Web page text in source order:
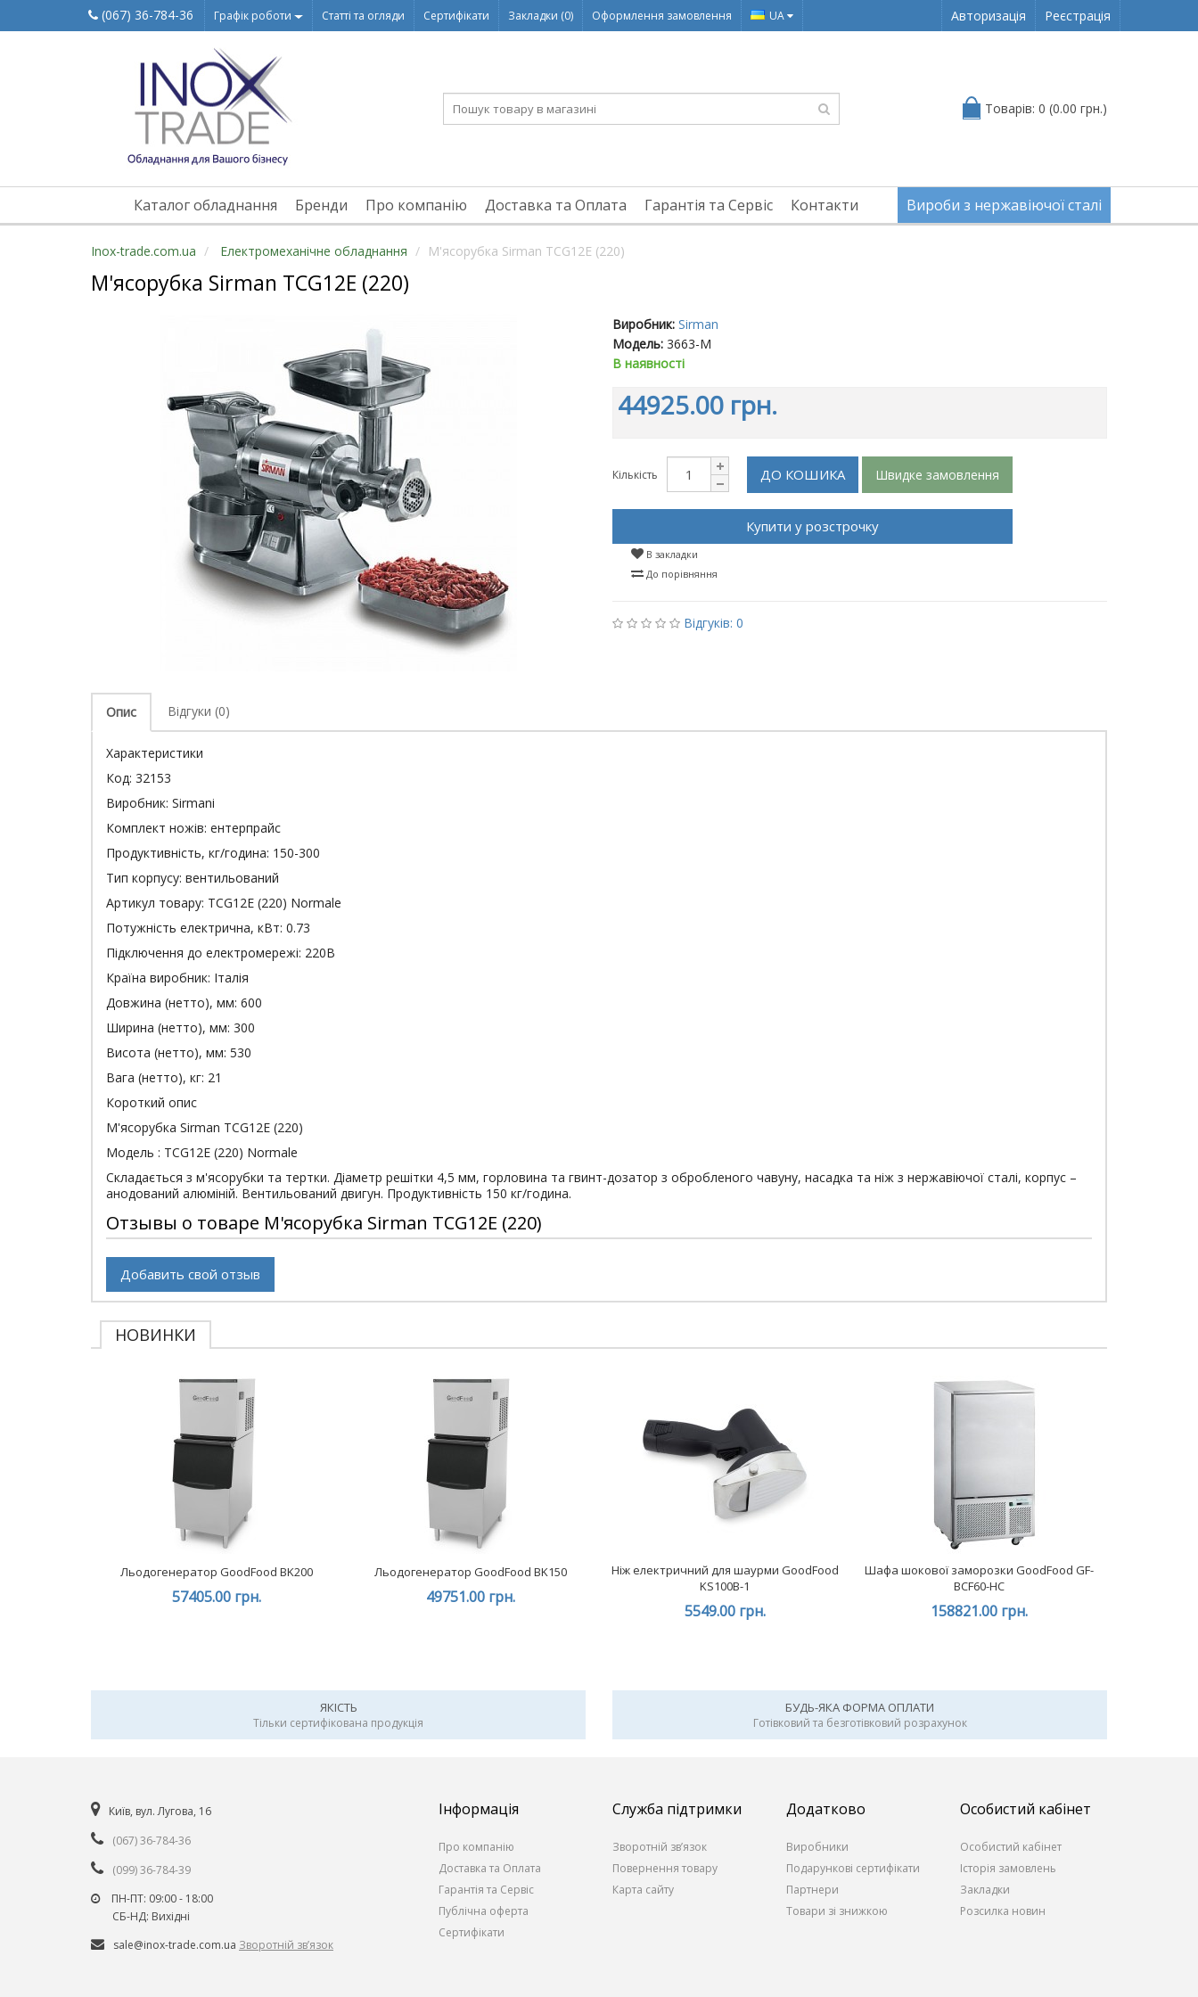
(067) 36-784-36 Графік роботи Статті та огляди Сертифікати Закладки (0) Оформлення замовлення UA Авторизація Реєстрація
Товарів: 0 (0.00 грн.)
Каталог обладнання Бренди Про компанію Доставка та Оплата Гарантія та Сервіс Контакти Вироби з нержавіючої сталі
Inox-trade.com.ua Електромеханічне обладнання М'ясорубка Sirman TCG12E (220)
М'ясорубка Sirman TCG12E (220)
Виробник: Sirman
Модель: 3663-M
В наявності
44925.00 грн.
Кількість ДО КОШИКА Швидке замовлення
Купити у розстрочку
В закладки
До порівняння
Відгуків: 0
Опис Відгуки (0)
Характеристики
Код: 32153
Виробник: Sirmani
Комплект ножів: ентерпрайс
Продуктивність, кг/година: 150-300
Тип корпусу: вентильований
Артикул товару: TCG12E (220) Normale
Потужність електрична, кВт: 0.73
Підключення до електромережі: 220В
Країна виробник: Італія
Довжина (нетто), мм: 600
Ширина (нетто), мм: 300
Висота (нетто), мм: 530
Вага (нетто), кг: 21
Короткий опис
М'ясорубка Sirman TCG12E (220)
Модель : TCG12E (220) Normale
Складається з м'ясорубки та тертки. Діаметр решітки 4,5 мм, горловина та гвинт-дозатор з обробленого чавуну, насадка та ніж з нержавіючої сталі, корпус –
анодований алюміній. Вентильований двигун. Продуктивність 150 кг/година.
Отзывы о товаре М'ясорубка Sirman TCG12E (220)
Добавить свой отзыв
НОВИНКИ
Льодогенератор GoodFood BK200
57405.00 грн.
Льодогенератор GoodFood BK150
49751.00 грн.
Ніж електричний для шаурми GoodFood
KS100B-1
5549.00 грн.
Шафа шокової заморозки GoodFood GF-
BCF60-HC
158821.00 грн.
ЯКІСТЬ
Тільки сертифікована продукція
БУДЬ-ЯКА ФОРМА ОПЛАТИ
Готівковий та безготівковий розрахунок
Київ, вул. Лугова, 16
(067) 36-784-36
(099) 36-784-39
ПН-ПТ: 09:00 - 18:00
СБ-НД: Вихiднi
sale@inox-trade.com.ua Зворотній зв’язок
Інформація
Про компанію
Доставка та Оплата
Гарантія та Сервіс
Публічна оферта
Сертифікати
Служба підтримки
Зворотній зв’язок
Повернення товару
Карта сайту
Додатково
Виробники
Подарункові сертифікати
Партнери
Товари зі знижкою
Особистий кабінет
Особистий кабінет
Історія замовлень
Закладки
Розсилка новин